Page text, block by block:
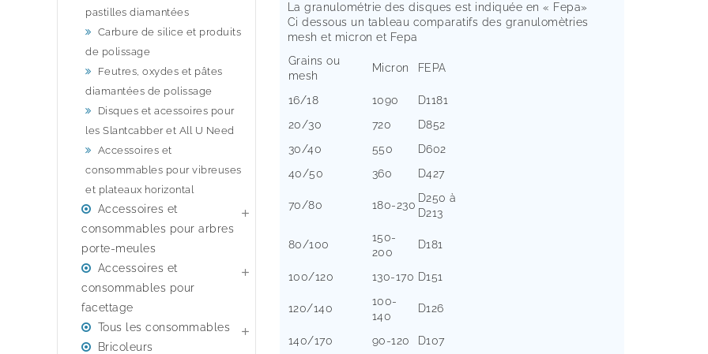
pastilles diamantées
Carbure de silice et produits
de polissage
Feutres, oxydes et pâtes
diamantées de polissage
Disques et acessoires pour
les Slantcabber et All U Need
Accessoires et
consommables pour vibreuses
et plateaux horizontal
Accessoires et
consommables pour arbres
porte-meules

Accessoires et
consommables pour
facettage

Tous les consommables 
Bricoleurs
La granulométrie des disques est indiquée en « Fepa»
Ci dessous un tableau comparatifs des granulomètries
mesh et micron et Fepa
Grains ou
mesh
Micron FEPA
16/18 1090
D1181
20/30
720
D852
30/40
550
D602
40/50
360 D427
70/80 180-230
D250 à
D213
80/100
150-
200
D181
100/120 130-170 D151
120/140
100-
140
D126
140/170 90-120
D107